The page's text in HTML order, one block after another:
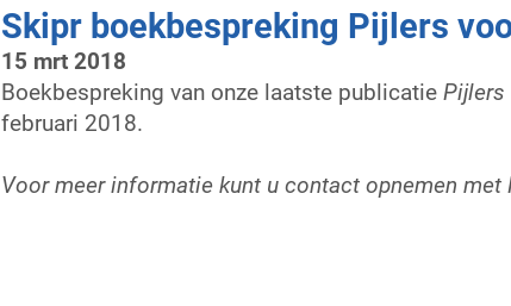
Skipr boekbespreking Pijlers
15 mrt 2018
Boekbespreking van onze laatste publicatie
februari 2018.
Voor meer informatie kunt u contact opnemen met